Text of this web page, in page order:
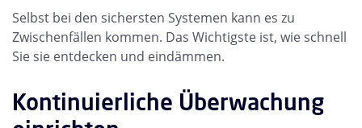
Selbst bei den sichersten Systemen kann es zu
Zwischenfällen kommen. Das Wichtigste ist, wie schnell
Sie sie entdecken und eindämmen.
Kontinuierliche Überwachung